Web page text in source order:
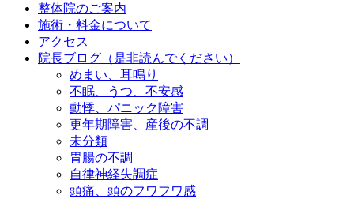
整体院のご案内
施術・料金について
アクセス
院長ブログ（是非読んでください）
めまい、耳鳴り
不眠、うつ、不安感
動悸、パニック障害
更年期障害、産後の不調
未分類
胃腸の不調
自律神経失調症
頭痛、頭のフワフワ感